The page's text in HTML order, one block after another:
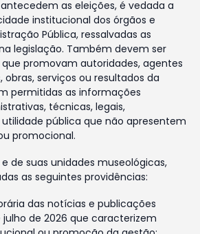
as eleições, é vedada a
institucional dos órgãos e
Pública, ressalvadas as
legislação. Também devem ser
promovam autoridades, agentes
obras, serviços ou resultados da
permitidas as informações
técnicas, legais,
pública que não apresentem
promocional.
de suas unidades museológicas,
as seguintes providências:
das notícias e publicações
de 2026 que caracterizem